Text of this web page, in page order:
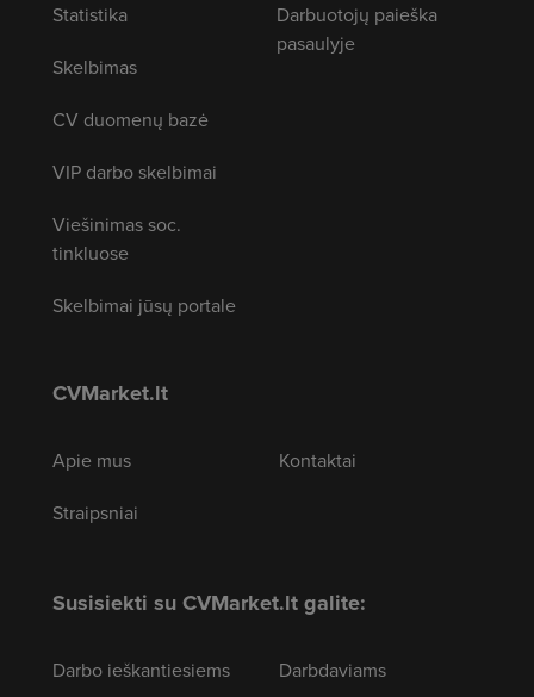
Statistika
Skelbimas
CV duomenų bazė
VIP darbo skelbimai
Viešinimas soc.
tinkluose
Skelbimai jūsų portale
Darbuotojų paieška
pasaulyje
CVMarket.lt
Apie mus
Straipsniai
Kontaktai
Susisiekti su CVMarket.lt galite:
Darbo ieškantiesiems Darbdaviams